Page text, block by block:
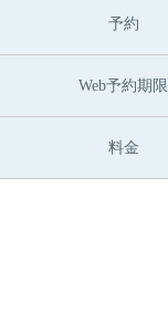
予約
Web予約期限
料金